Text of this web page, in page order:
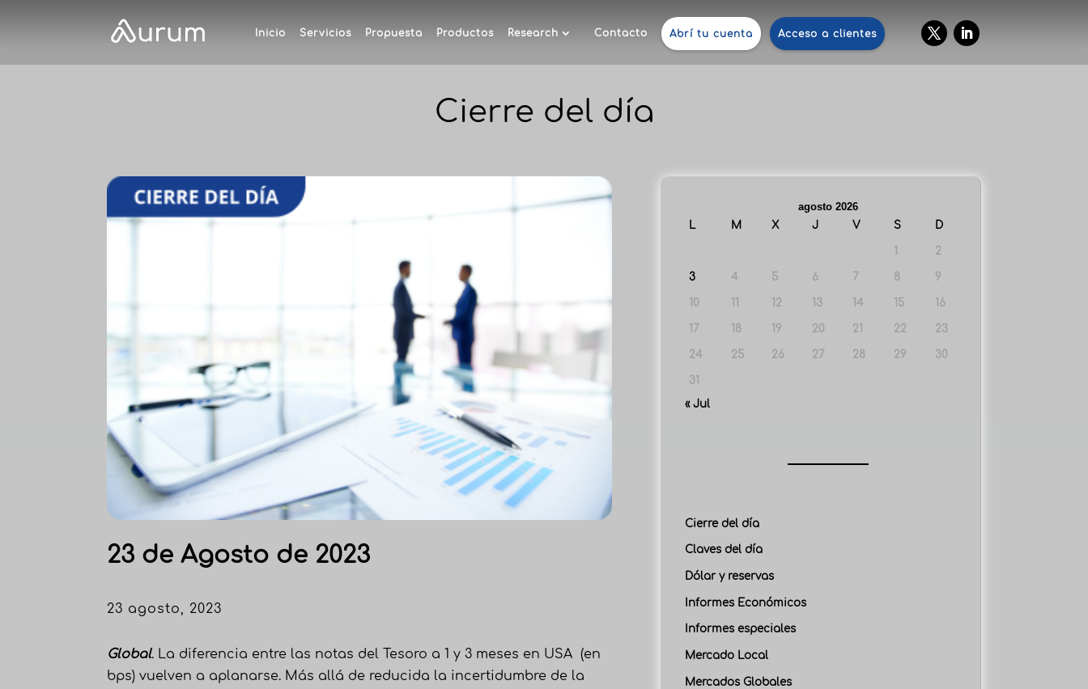
Inicio Servicios Propuesta Productos Research Contacto Abrí tu cuenta Acceso a clientes
Cierre del día
23 de Agosto de 2023
23 agosto, 2023
Global. La diferencia entre las notas del Tesoro a 1 y 3 meses en USA (en
bps) vuelven a aplanarse. Más allá de reducida la incertidumbre de la
agosto 2026
L
M X J V S D
1 2
3 4 5 6 7 8 9
10 11 12 13 14 15 16
17 18 19 20 21 22 23
24 25 26 27 28 29 30
31
« Jul
Cierre del día
Claves del día
Dólar y reservas
Informes Económicos
Informes especiales
Mercado Local
Mercados Globales